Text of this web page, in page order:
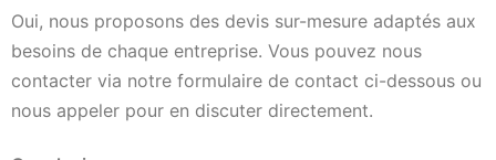
Oui, nous proposons des devis sur-mesure adaptés aux
besoins de chaque entreprise. Vous pouvez nous
contacter via notre formulaire de contact ci-dessous ou
nous appeler pour en discuter directement.